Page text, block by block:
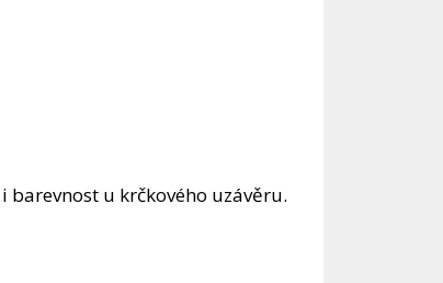
barevnost u krčkového uzávěru.